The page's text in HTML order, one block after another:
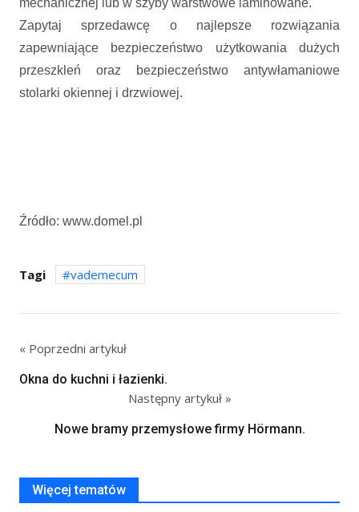
Zapytaj sprzedawcę o najlepsze rozwiązania
zapewniające bezpieczeństwo użytkowania dużych
przeszkleń oraz bezpieczeństwo antywłamaniowe
stolarki okiennej i drzwiowej.
Źródło: www.domel.pl
Tagi vademecum
« Poprzedni artykuł
Okna do kuchni i łazienki.
Następny artykuł »
Nowe bramy przemysłowe firmy Hörmann.
Więcej tematów